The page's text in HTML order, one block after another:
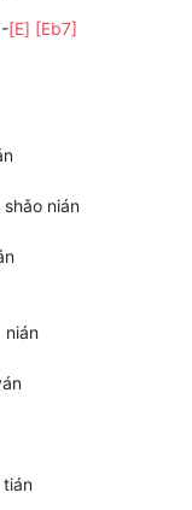
-[E] [Eb7]
shǎo nián
nián
tián